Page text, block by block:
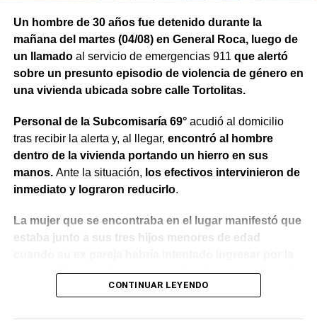
Un hombre de 30 años fue detenido durante la
mañana del martes (04/08) en General Roca, luego de
un llamadoal servicio de emergencias 911que alertó
sobre un presunto episodio de violencia de género en
una vivienda ubicada sobre calle Tortolitas.
Personal de la Subcomisaría 69°acudió al domicilio
tras recibir la alerta y, al llegar, encontró al hombre
dentro de la vivienda portando un hierro en sus
manos. Ante la situación, los efectivos intervinieron de
inmediato y lograron reducirlo.
La mujer que se encontraba en el lugar manifestó que
estaba junto a sus tres hijos menores de edad
fuerza utilizando el hierro para abrir la puerta.Además,
indicó que meses atrás había radicado una denuncia
de acercamiento vigente, aunque en ese momento no
CONTINUAR LEYENDO